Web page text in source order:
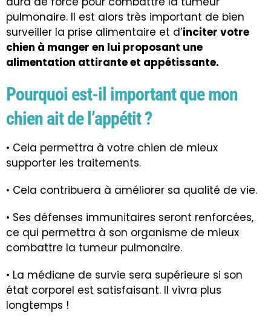
pulmonaire. Il est alors très important de bien
surveiller la prise alimentaire et d’inciter votre
chien à manger en lui proposant une
alimentation attirante et appétissante.
Pourquoi est-il important que mon
chien ait de l’appétit ?
• Cela permettra à votre chien de mieux
supporter les traitements.
• Cela contribuera à améliorer sa qualité de vie.
• Ses défenses immunitaires seront renforcées,
ce qui permettra à son organisme de mieux
combattre la tumeur pulmonaire.
• La médiane de survie sera supérieure si son
état corporel est satisfaisant. Il vivra plus
longtemps !